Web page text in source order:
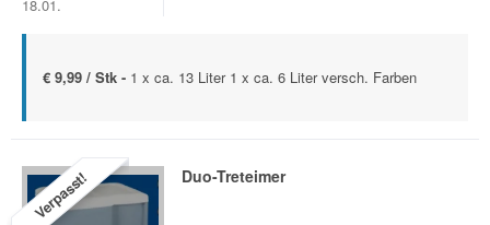
18.01.
€ 9,99 / Stk - 1 x ca. 13 Liter 1 x ca. 6 Liter versch. Farben
Verpasst! Duo-Treteimer